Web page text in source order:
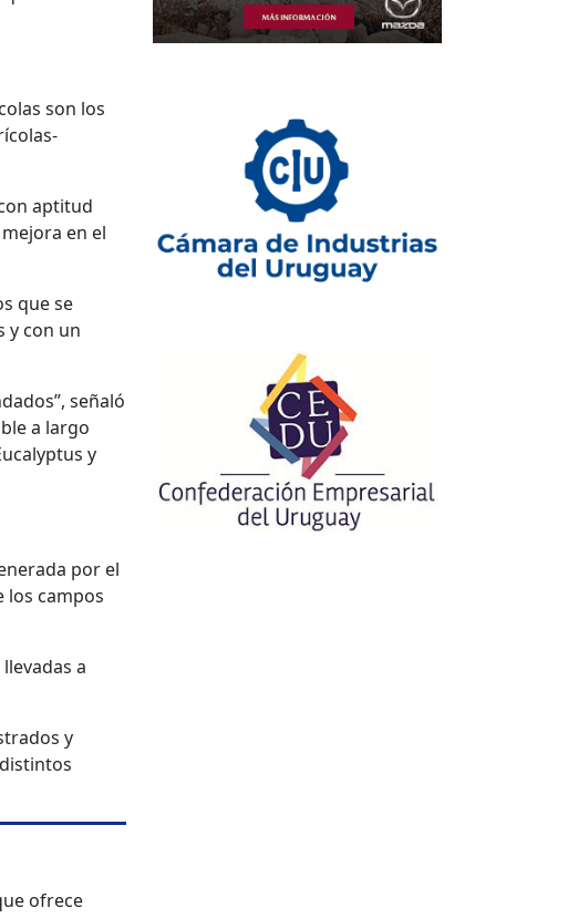
son los
aptitud
en el
que se
y con un
señaló
a largo
y
por el
los campos
a
y
ofrece